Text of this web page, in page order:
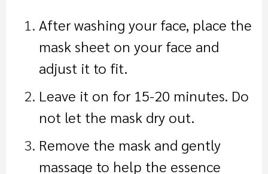
After washing your face, place the
mask sheet on your face and
adjust it to fit.
Leave it on for 15-20 minutes. Do
not let the mask dry out.
Remove the mask and gently
massage to help the essence